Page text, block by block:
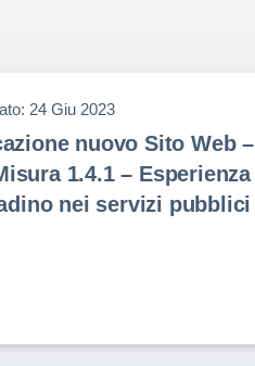
24 Giu 2023
nuovo Sito Web –
1.4.1 – Esperienza
nei servizi pubblici